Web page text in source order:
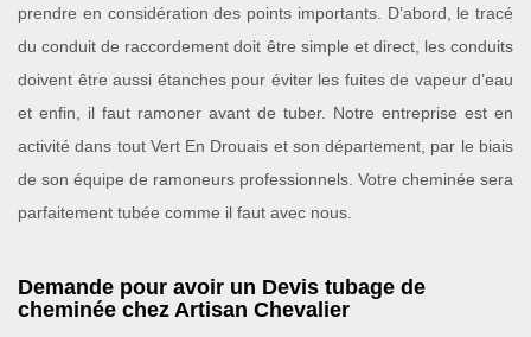
prendre en considération des points importants. D’abord, le tracé
du conduit de raccordement doit être simple et direct, les conduits
doivent être aussi étanches pour éviter les fuites de vapeur d’eau
et enfin, il faut ramoner avant de tuber. Notre entreprise est en
activité dans tout Vert En Drouais et son département, par le biais
de son équipe de ramoneurs professionnels. Votre cheminée sera
parfaitement tubée comme il faut avec nous.
Demande pour avoir un Devis tubage de
cheminée chez Artisan Chevalier